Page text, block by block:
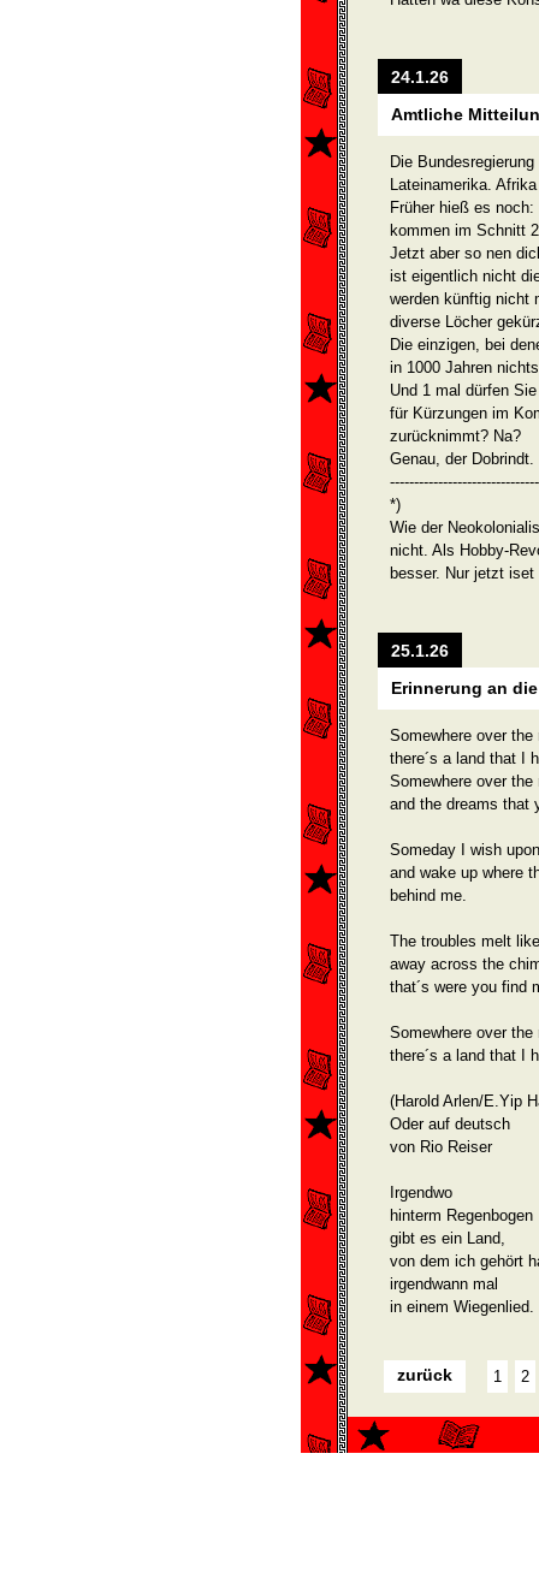
24.1.26
Amtliche
Die
Lateinamerika.
Früher hieß es
kommen im Schnitt
Jetzt aber so nen
ist eigentlich nicht
werden künftig nicht
diverse Löcher
Die einzigen, bei
in 1000 Jahren
Und 1 mal dürfen
für Kürzungen im
zurücknimmt? Na?
Genau, der Dobrindt.
*)
Wie der
nicht. Als Hobby-
besser. Nur jetzt
25.1.26
Erinnerung an
Somewhere over the
there´s a land that I
Somewhere over
and the dreams that
Someday I wish
and wake up where
behind me.
The troubles melt
away across the
that´s were you find
Somewhere over the
there´s a land that I
(Harold Arlen/E.Yip
Oder auf deutsch
von Rio Reiser
Irgendwo
hinterm Regenbogen
gibt es ein Land,
von dem ich gehört
irgendwann mal
in einem Wiegenlied.
zurück 1 2